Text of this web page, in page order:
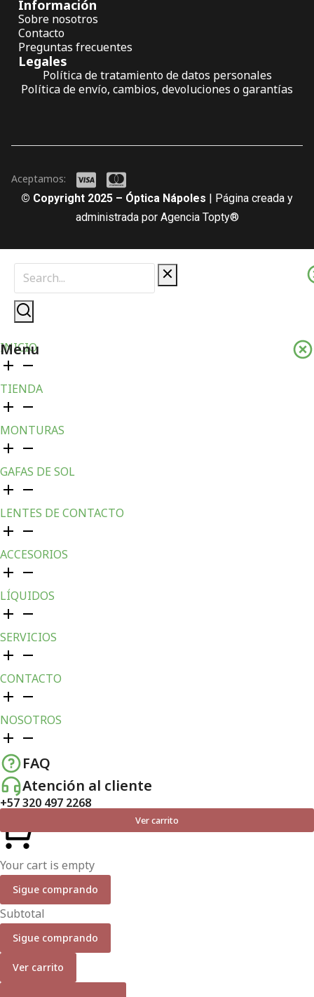
Información
Sobre nosotros
Contacto
Preguntas frecuentes
Legales
Política de tratamiento de datos personales
Política de envío, cambios, devoluciones o garantías
© Copyright 2025 – Óptica Nápoles | Página creada y
administrada por Agencia Topty®
Aceptamos:
Menu
INICIO
TIENDA
MONTURAS
GAFAS DE SOL
LENTES DE CONTACTO
ACCESORIOS
LÍQUIDOS
SERVICIOS
CONTACTO
NOSOTROS
FAQ
Atención al cliente
+57 320 497 2268
Ver carrito
Your cart is empty
Sigue comprando
Subtotal
Sigue comprando
Ver carrito